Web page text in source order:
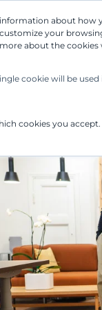
about
your
about the cookies
cookie will be
cookies you accept.
UP &